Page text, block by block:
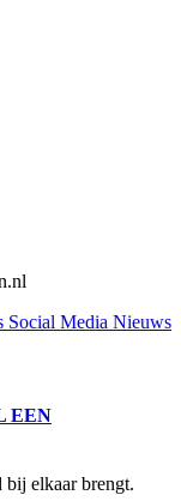
Social Media Nieuws
EEN
bij elkaar brengt.